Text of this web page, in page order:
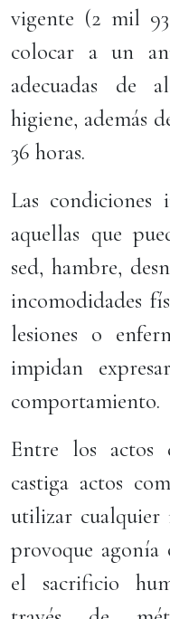
vigente (2 mil
colocar a un
adecuadas de
higiene, además
36 horas.
Las condiciones
aquellas que
sed, hambre,
incomodidades
lesiones o
impidan
comportamiento.
Entre los actos
castiga actos
utilizar cualquier
provoque agonía
el sacrificio